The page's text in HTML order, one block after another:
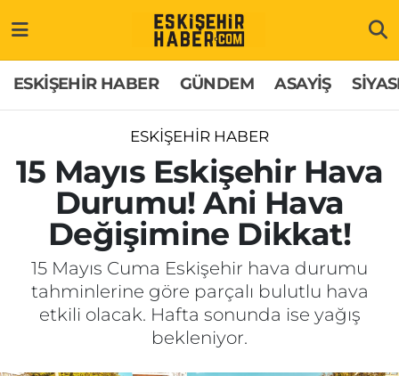
ESKİŞEHİR HABER GÜNDEM ASAYİŞ
ESKİŞEHİR HABER
15 Mayıs Eskişehir Hava
Durumu! Ani Hava
Değişimine Dikkat!
15 Mayıs Cuma Eskişehir hava durumu
tahminlerine göre parçalı bulutlu hava
etkili olacak. Hafta sonunda ise yağış
bekleniyor.
GÜNDEM
ASAYİŞ
SİYASET
EKONOMİ
SAĞLIK
Hakkımızda
İletişim
Künye
Odunpazarı Trafik Yoğunluk Haritası
Süper Lig Puan Durumu ve Fikstür
Tüm Manşetler
Son Dakika Haberleri
Haber Arşivi